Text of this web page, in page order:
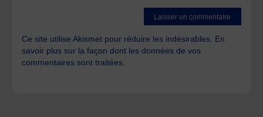
Ce site utilise Akismet pour réduire les indésirables. En
savoir plus sur la façon dont les données de vos
commentaires sont traitées